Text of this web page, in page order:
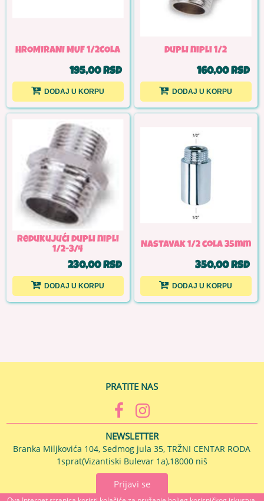
HROMIRANI MUF 1/2COLA
195,00 RSD
DODAJ U KORPU
Dupli nipli 1/2
160,00 RSD
DODAJ U KORPU
Redukujući dupli nipli
1/2-3/4
230,00 RSD
DODAJ U KORPU
Nastavak 1/2 cola 35mm
350,00 RSD
DODAJ U KORPU
PRATITE NAS
NEWSLETTER
Branka Miljkovića 104, Sedmog jula 35, TRŽNI CENTAR RODA
1sprat(Vizantiski Bulevar 1a),18000 niš
Prijavi se